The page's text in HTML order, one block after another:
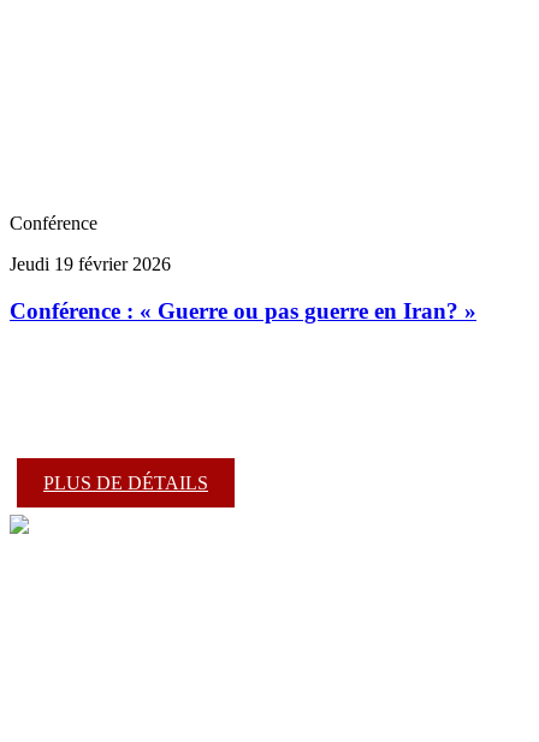
Conférence
Jeudi 19 février 2026
Conférence : « Guerre ou pas guerre en Iran? »
PLUS DE DÉTAILS